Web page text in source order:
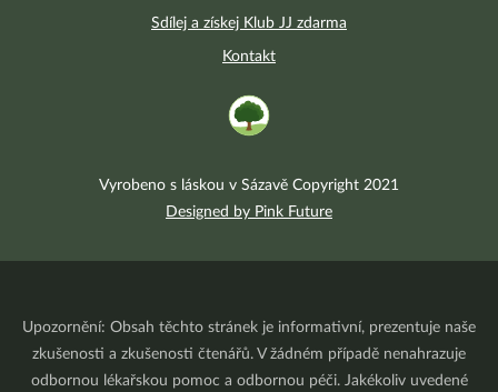
Sdílej a získej Klub JJ zdarma
Kontakt
Vyrobeno s láskou v Sázavě Copyright 2021
Designed by Pink Future
Upozornění: Obsah těchto stránek je informativní, prezentuje naše
zkušenosti a zkušenosti čtenářů. V žádném případě nenahrazuje
odbornou lékařskou pomoc a odbornou péči. Jakékoliv uvedené